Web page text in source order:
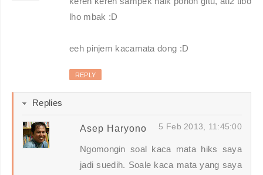
lho mbak :D
eeh pinjem kacamata dong :D
REPLY
Replies
Asep Haryono 5 Feb 2013, 11:45:00
Ngomongin soal kaca mata hiks saya
jadi suedih. Soale kaca mata yang saya